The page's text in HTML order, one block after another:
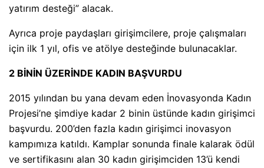
yatırım desteği” alacak.
Ayrıca proje paydaşları girişimcilere, proje çalışmaları
için ilk 1 yıl, ofis ve atölye desteğinde bulunacaklar.
2 BİNİN ÜZERİNDE KADIN BAŞVURDU
2015 yılından bu yana devam eden İnovasyonda Kadın
Projesi’ne şimdiye kadar 2 binin üstünde kadın girişimci
başvurdu. 200’den fazla kadın girişimci inovasyon
kampımıza katıldı. Kamplar sonunda finale kalarak ödül
ve sertifikasını alan 30 kadın girişimciden 13’ü kendi